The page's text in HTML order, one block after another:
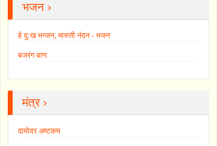
भजन ›
हे दुःख भन्जन, मारुती नंदन - भजन
बजरंग बाण
मंत्र ›
दामोदर अष्टकम